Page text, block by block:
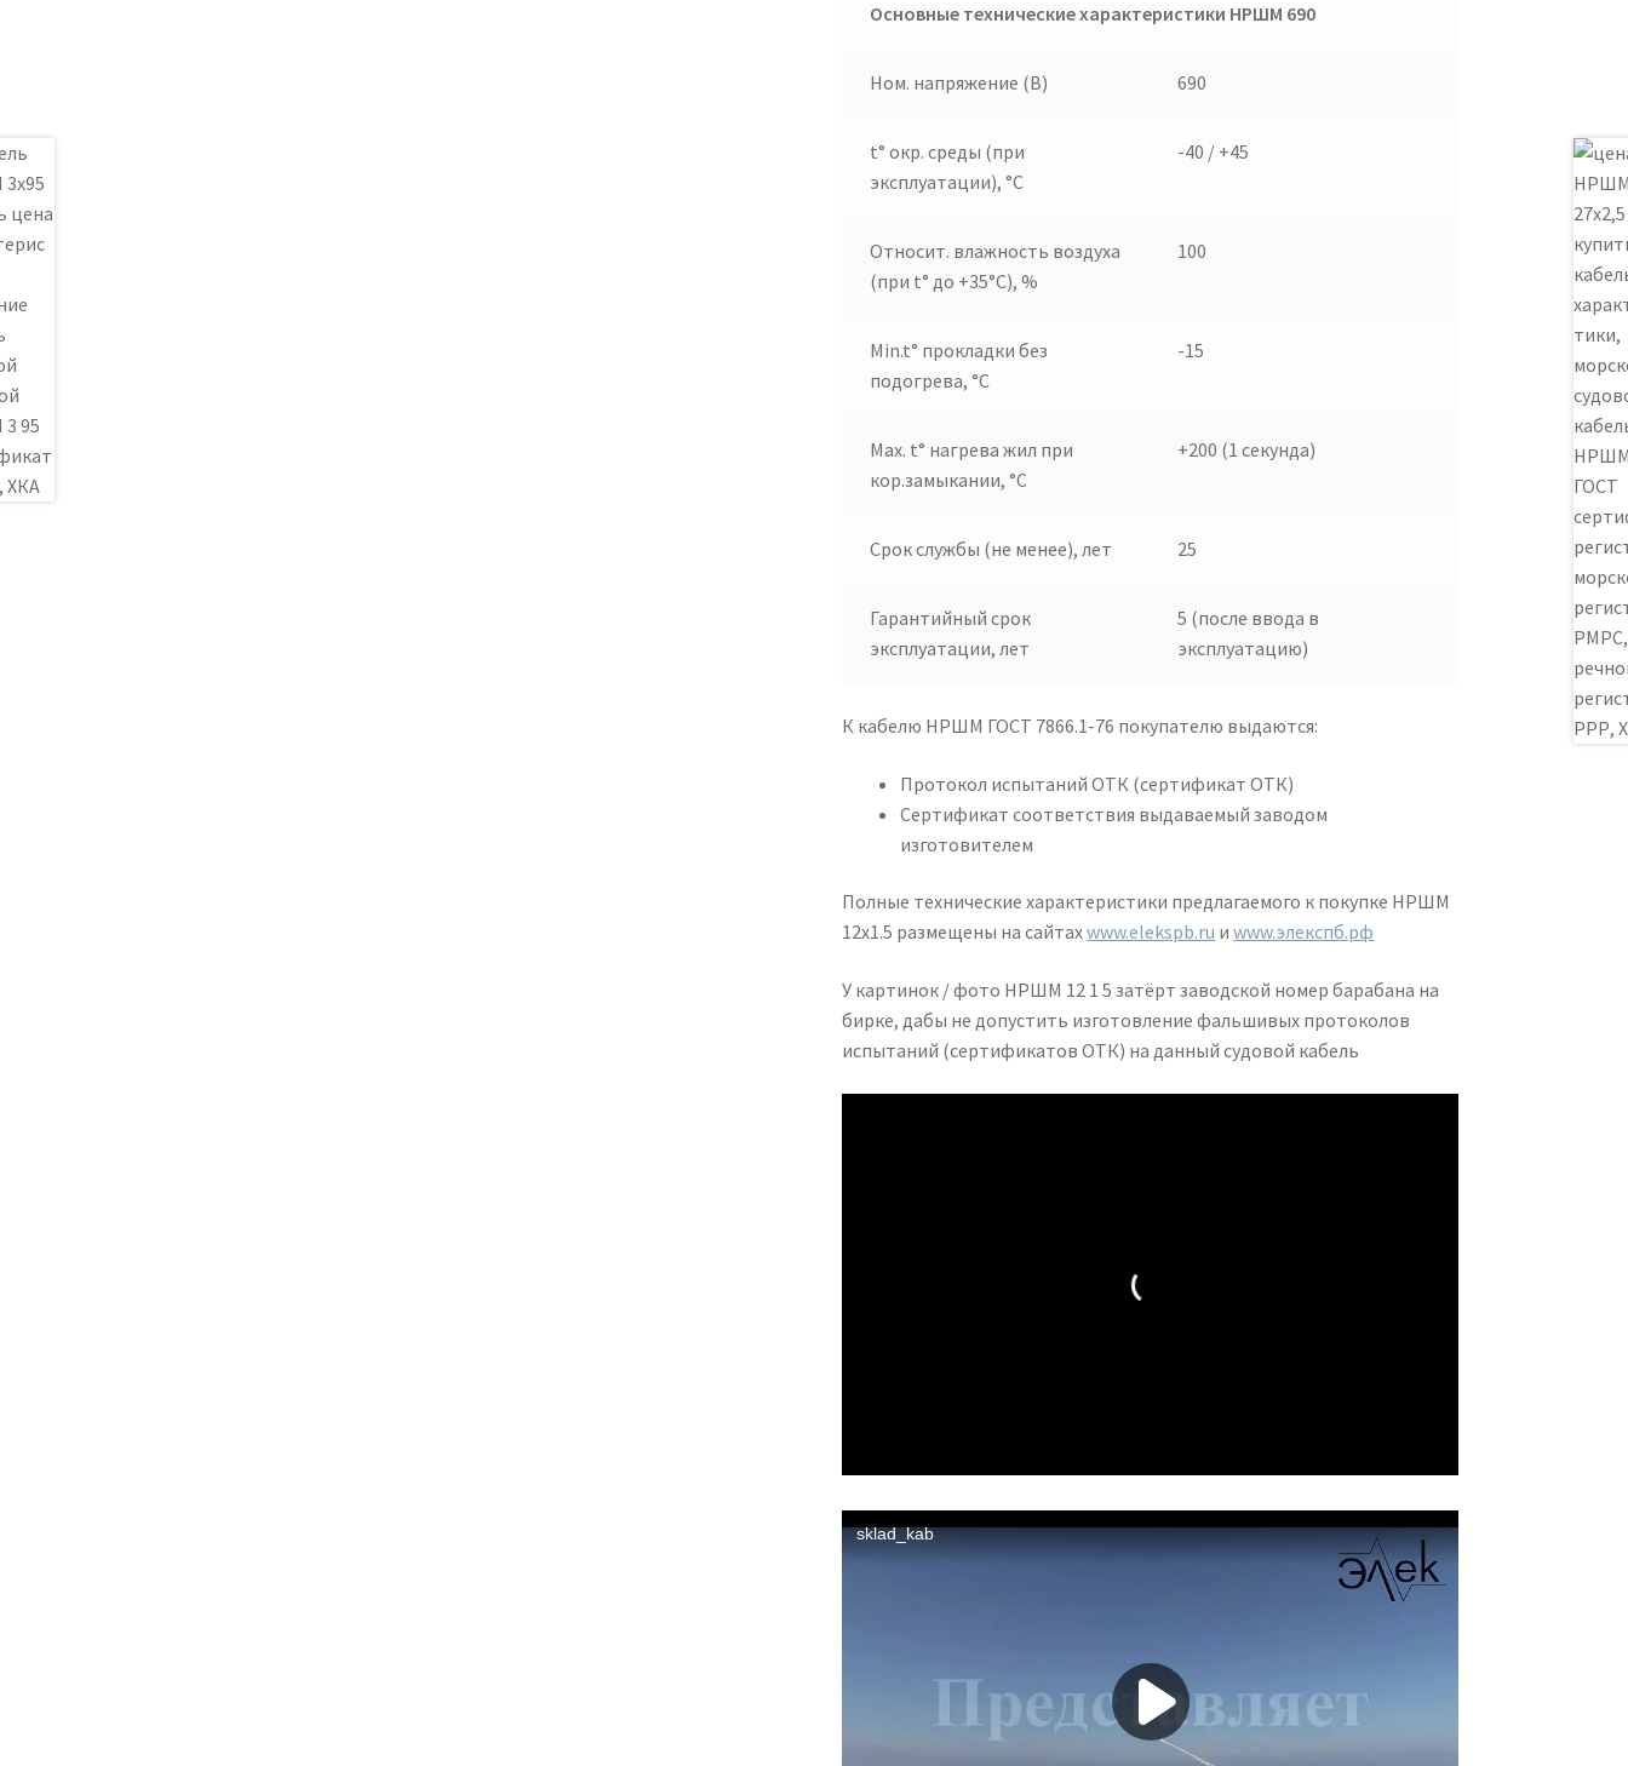
Основные технические характеристики НРШМ 690
Ном. напряжение (В) 690
t° окр. среды (при
эксплуатации), °C
-40 / +45
Относит. влажность воздуха
(при t° до +35°C), %
100
Min.t° прокладки без
подогрева, °C
-15
Max. t° нагрева жил при
кор.замыкании, °C
+200 (1 секунда)
Срок службы (не менее), лет 25
Гарантийный срок
эксплуатации, лет
5 (после ввода в
эксплуатацию)
К кабелю НРШМ ГОСТ 7866.1-76 покупателю выдаются:
Протокол испытаний ОТК (сертификат ОТК)
Сертификат соответствия выдаваемый заводом
изготовителем
Полные технические характеристики предлагаемого к покупке НРШМ
12х1.5 размещены на сайтахwww.elekspb.ru иwww.элекспб.рф
У картинок / фото НРШМ 12 1 5 затёрт заводской номер барабана на
бирке, дабы не допустить изготовление фальшивых протоколов
испытаний (сертификатов ОТК) на данный судовой кабель